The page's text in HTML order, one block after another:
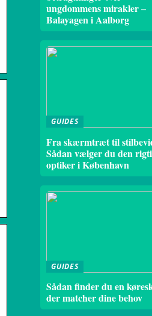
ungdommens mirakler –
Balayagen i Aalborg
GUIDES
Fra skærmtræt til
Sådan vælger du den
optiker i København
GUIDES
Sådan finder du en
der matcher dine behov